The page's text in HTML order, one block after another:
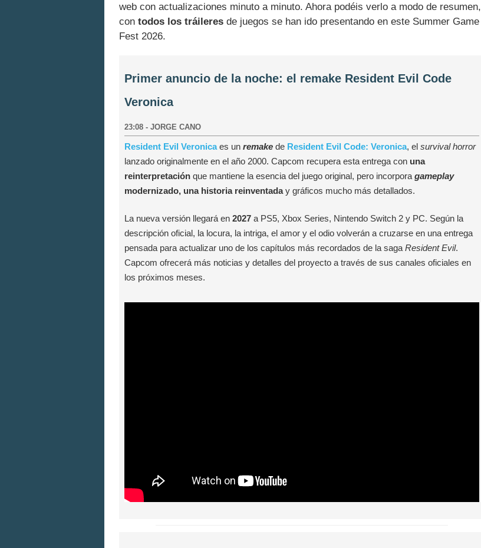
web con actualizaciones minuto a minuto. Ahora podéis verlo a modo de resumen,
con todos los tráileres de juegos se han ido presentando en este Summer Game
Fest 2026.
Primer anuncio de la noche: el remake Resident Evil Code
Veronica
23:08 - JORGE CANO
Resident Evil Veronicaes un remake de Resident Evil Code: Veronica, el survival horror
lanzado originalmente en el año 2000. Capcom recupera esta entrega con una
reinterpretación que mantiene la esencia del juego original, pero incorpora gameplay
modernizado, una historia reinventaday gráficos mucho más detallados.
La nueva versión llegará en 2027 a PS5, Xbox Series, Nintendo Switch 2 y PC. Según la
descripción oficial, la locura, la intriga, el amor y el odio volverán a cruzarse en una entrega
pensada para actualizar uno de los capítulos más recordados de la saga Resident Evil.
Capcom ofrecerá más noticias y detalles del proyecto a través de sus canales oficiales en
los próximos meses.